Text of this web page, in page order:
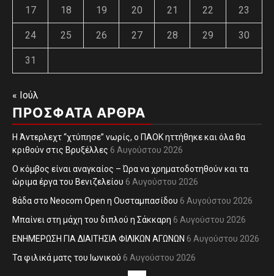
17 18 19 20 21 22 23
24 25 26 27 28 29 30
31
« Ιούλ
ΠΡΌΣΦΑΤΑ ΆΡΘΡΑ
Η Άντερλεχτ “χτύπησε” νωρίς, ο ΠΑΟΚ ηττήθηκε και όλα θα
κριθούν στις Βρυξέλλες 6 Αυγούστου 2026
Ο κόμβος είναι αναγκαίος – Ώρα να χρηματοδοτηθούν και τα
ώριμα έργα του Βενιζελείου 6 Αυγούστου 2026
8άδα στο Neocom Open η Ουσταμπασίδου 6 Αυγούστου 2026
Μπαίνει στη μάχη του διπλού η Σάκκαρη 6 Αυγούστου 2026
ΕΝΗΜΕΡΩΣΗ ΓΙΑ ΔΙΑΙΤΗΣΙΑ ΦΙΛΙΚΩΝ ΑΓΩΝΩΝ 6 Αυγούστου 2026
Τα φιλικά ματς του Ιωνικού 6 Αυγούστου 2026